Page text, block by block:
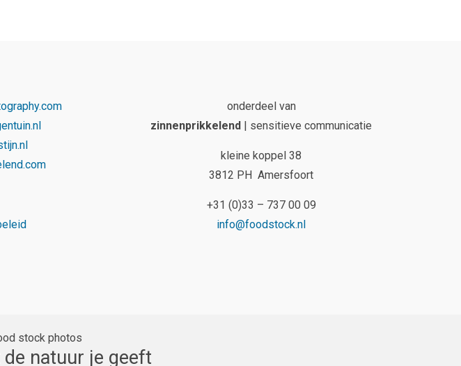
onderdeel van
zinnenprikkelend
| sensitieve communicatie
kleine koppel 38
3812 PH Amersfoort
+31 (0)33 – 737 00 09
info@foodstock.nl
stock photos
natuur je geeft